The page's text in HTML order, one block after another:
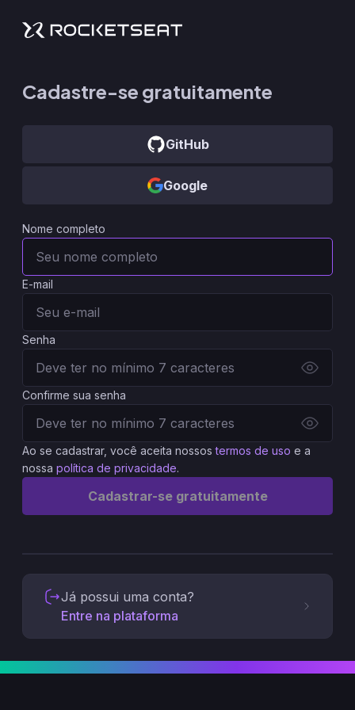
Cadastre-se gratuitamente
GitHub
Google
Nome completo
E-mail
Senha
Confirme sua senha
Ao se cadastrar, você aceita nossos termos de uso e a
nossa política de privacidade.
Cadastrar-se gratuitamente
Já possui uma conta?
Entre na plataforma